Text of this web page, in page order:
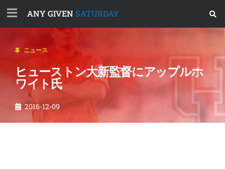
ANY GIVEN SATURDAY
ニュース
ヒューストン大新監督にアップルホ
ワイト氏
2016-12-09